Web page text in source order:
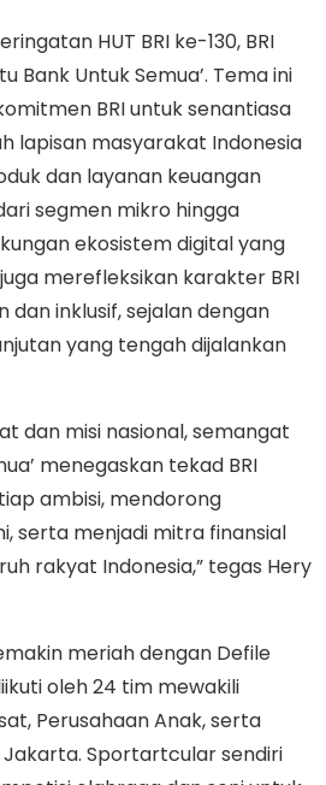
HUT BRI ke-130, BRI
Bank Untuk Semua’. Tema ini
BRI untuk senantiasa
lapisan masyarakat Indonesia
dan layanan keuangan
segmen mikro hingga
ekosistem digital yang
merefleksikan karakter BRI
dan inklusif, sejalan dengan
yang tengah dijalankan
dan misi nasional, semangat
menegaskan tekad BRI
ambisi, mendorong
serta menjadi mitra finansial
rakyat Indonesia,” tegas Hery
meriah dengan Defile
oleh 24 tim mewakili
Perusahaan Anak, serta
Jakarta. Sportartcular sendiri